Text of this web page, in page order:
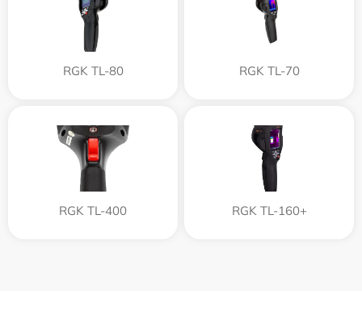
RGK TL-80 RGK TL-70
RGK TL-400 RGK TL-160+